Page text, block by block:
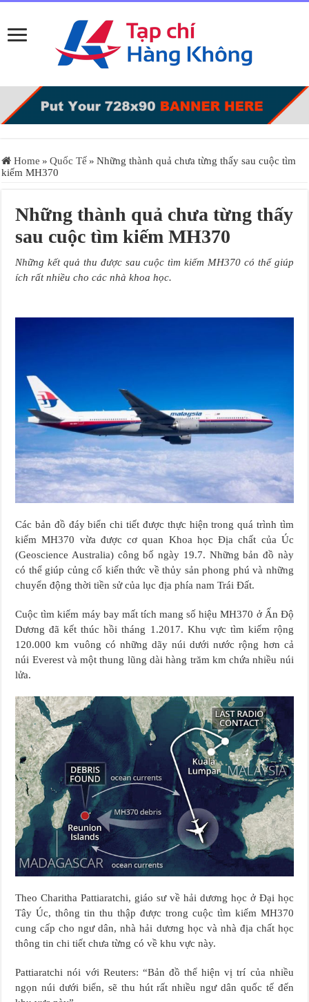
Home » Quốc Tế » Những thành quả chưa từng thấy sau cuộc tìm
kiếm MH370
Những thành quả chưa từng thấy
sau cuộc tìm kiếm MH370
Những kết quả thu được sau cuộc tìm kiếm MH370 có thể giúp
ích rất nhiều cho các nhà khoa học.
Các bản đồ đáy biển chi tiết được thực hiện trong quá trình tìm
kiếm MH370 vừa được cơ quan Khoa học Địa chất của Úc
(Geoscience Australia) công bố ngày 19.7. Những bản đồ này
có thể giúp củng cố kiến thức về thủy sản phong phú và những
chuyển động thời tiền sử của lục địa phía nam Trái Đất.
Cuộc tìm kiếm máy bay mất tích mang số hiệu MH370 ở Ấn Độ
Dương đã kết thúc hồi tháng 1.2017. Khu vực tìm kiếm rộng
120.000 km vuông có những dãy núi dưới nước rộng hơn cả
núi Everest và một thung lũng dài hàng trăm km chứa nhiều núi
lửa.
Theo Charitha Pattiaratchi, giáo sư về hải dương học ở Đại học
Tây Úc, thông tin thu thập được trong cuộc tìm kiếm MH370
cung cấp cho ngư dân, nhà hải dương học và nhà địa chất học
thông tin chi tiết chưa từng có về khu vực này.
Pattiaratchi nói với Reuters: “Bản đồ thể hiện vị trí của nhiều
ngọn núi dưới biển, sẽ thu hút rất nhiều ngư dân quốc tế đến